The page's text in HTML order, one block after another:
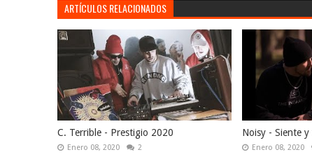
ARTÍCULOS RELACIONADOS
C. Terrible - Prestigio 2020
Enero 08, 2020 2
Noisy - Siente y
Enero 08, 2020